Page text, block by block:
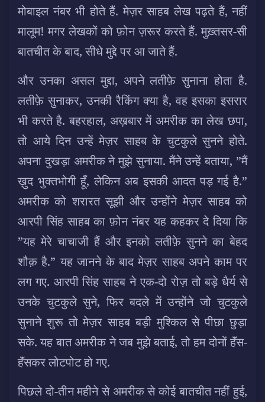
मोबाइल नंबर भी होते हैं. मेज़र साहब लेख पढ़ते हैं, नहीं
मालूम! मगर लेखकों को फ़ोन ज़रूर करते हैं. मुख़्तसर-सी
बातचीत के बाद, सीधे मुद्दे पर आ जाते हैं.
और उनका असल मुद्दा, अपने लतीफ़े सुनाना होता है.
लतीफ़े सुनाकर, उनकी रैकिंग क्या है, वह इसका इसरार
भी करते है. बहरहाल, अख़बार में अमरीक का लेख छपा,
तो आये दिन उन्हें मेज़र साहब के चुटकुले सुनने होते.
अपना दुखड़ा अमरीक ने मुझे सुनाया. मैंने उन्हें बताया, ”मैं
ख़ुद भुक्तभोगी हूँ, लेकिन अब इसकी आदत पड़ गई है.”
अमरीक को शरारत सूझी और उन्होंने मेज़र साहब को
आरपी सिंह साहब का फ़ोन नंबर यह कहकर दे दिया कि
”यह मेरे चाचाजी हैं और इनको लतीफ़े सुनने का बेहद
शौक़ है.” यह जानने के बाद मेज़र साहब अपने काम पर
लग गए. आरपी सिंह साहब ने एक-दो रोज़ तो बड़े धैर्य से
उनके चुटकुले सुने, फिर बदले में उन्होंने जो चुटकुले
सुनाने शुरू तो मेज़र साहब बड़ी मुश्किल से पीछा छुड़ा
सके. यह बात अमरीक ने जब मुझे बताई, तो हम दोनों हॅंस-
हॅंसकर लोटपोट हो गए.
पिछले दो-तीन महीने से अमरीक से कोई बातचीत नहीं हुई,